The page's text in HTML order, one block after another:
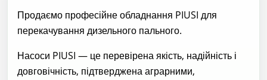
Продаємо професійне обладнання PIUSI для
перекачування дизельного пального.
Насоси PIUSI — це перевірена якість, надійність і
довговічність, підтверджена аграрними,